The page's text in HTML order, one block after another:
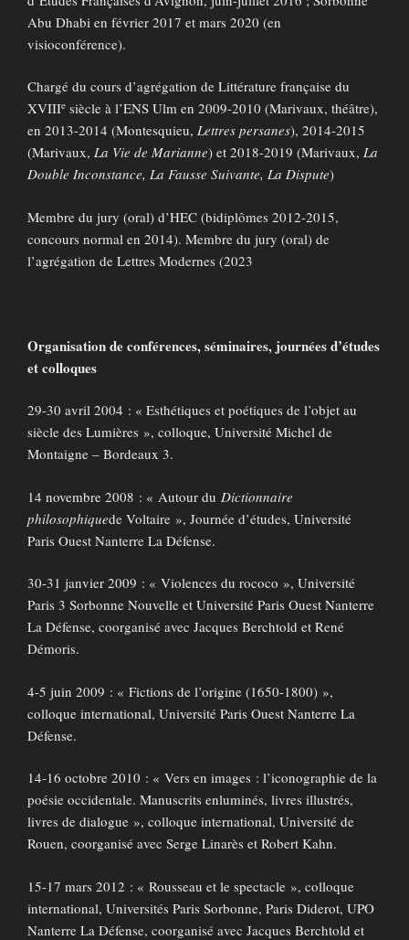
Abu Dhabi en février 2017 et mars 2020 (en
visioconférence).
Chargé du cours d’agrégation de Littérature française du
XVIIIe siècle à l’ENS Ulm en 2009-2010 (Marivaux, théâtre),
en 2013-2014 (Montesquieu, Lettres persanes), 2014-2015
(Marivaux, La Vie de Marianne) et 2018-2019 (Marivaux, La
Double Inconstance, La Fausse Suivante, La Dispute)
Membre du jury (oral) d’HEC (bidiplômes 2012-2015,
concours normal en 2014). Membre du jury (oral) de
l’agrégation de Lettres Modernes (2023
Organisation de conférences, séminaires, journées d’études
et colloques
29-30 avril 2004 : « Esthétiques et poétiques de l’objet au
siècle des Lumières », colloque, Université Michel de
Montaigne – Bordeaux 3.
14 novembre 2008 : « Autour du Dictionnaire
philosophiquede Voltaire », Journée d’études, Université
Paris Ouest Nanterre La Défense.
30-31 janvier 2009 : « Violences du rococo », Université
Paris 3 Sorbonne Nouvelle et Université Paris Ouest Nanterre
La Défense, coorganisé avec Jacques Berchtold et René
Démoris.
4-5 juin 2009 : « Fictions de l’origine (1650-1800) »,
colloque international, Université Paris Ouest Nanterre La
Défense.
14-16 octobre 2010 : « Vers en images : l’iconographie de la
poésie occidentale. Manuscrits enluminés, livres illustrés,
livres de dialogue », colloque international, Université de
Rouen, coorganisé avec Serge Linarès et Robert Kahn.
15-17 mars 2012 : « Rousseau et le spectacle », colloque
international, Universités Paris Sorbonne, Paris Diderot, UPO
Nanterre La Défense, coorganisé avec Jacques Berchtold et